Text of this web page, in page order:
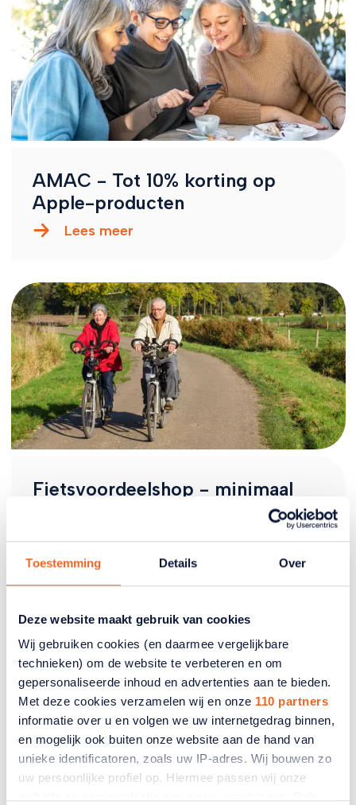
Toestemming Details Over
Deze website maakt gebruik van cookies
Wij gebruiken cookies (en daarmee vergelijkbare
technieken) om de website te verbeteren en om
gepersonaliseerde inhoud en advertenties aan te bieden.
Met deze cookies verzamelen wij en onze 110 partners
informatie over u en volgen we uw internetgedrag binnen,
en mogelijk ook buiten onze website aan de hand van
unieke identificatoren, zoals uw IP-adres. Wij bouwen zo
uw persoonlijke profiel op. Hiermee passen wij onze
AMAC - Tot 10% korting op
Apple-producten
Lees meer
Fietsvoordeelshop - minimaal
15% korting op fietsen en e-bikes
Lees meer
50% korting op Fletcher's